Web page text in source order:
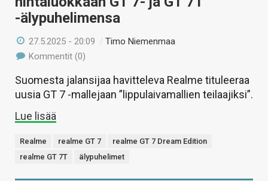
HAKU
-älypuhelimensa
27.5.2025 - 20:09 /Timo Niemenmaa
Kommentit (0)
Suomesta jalansijaa havitteleva Realme tituleeraa
uusia GT 7 -mallejaan ”lippulaivamallien teilaajiksi”.
Lue lisää
Realme realme GT 7
realme GT 7 Dream Edition
realme GT 7T
älypuhelimet